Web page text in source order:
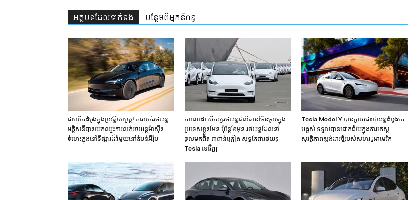
អត្ថបទ​ដែល​ទាក់ទង បន្ថែម​ពី​អ្នកនិពន្ធ
ជាលើកដំបូងក្នុងប្រវត្តិសាស្ត្រ! ការលក់រថយន្ត
អគ្គិសនីបានយកឈ្នះការលក់រថយន្តម៉ាសុីន
ចំហេះក្នុងនៅទីផ្សារដ៏ធំមួយនៅតំបន់អឺរ៉ុប
កាណាដា បើកឲ្យរថយន្តផលិតនៅចិនចូលក្នុង
ប្រទេសខ្លួនមែន ប៉ុន្តែខែមុន រថយន្តដែលនាំ
ចូលមកជិត ៣ពាន់គ្រឿង សុទ្ធតែជារថយន្ត
Tesla ទៅវិញ
Tesla Model Y បានក្លាយជារថយន្តដំបូងគេ
បង្អស់ ទទួលបានជោគជ័យក្នុងការតេស្ត
សុវត្ថិភាពស្តង់ដារថ្មីរបស់សហរដ្ឋអាមេរិក